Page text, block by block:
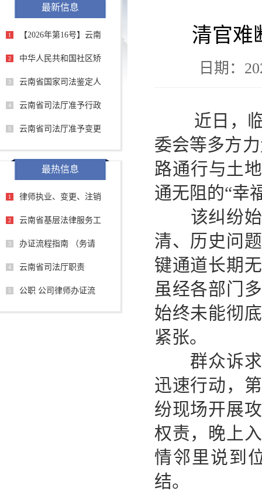
最新信息
1 【2026年第16号】云南
2 中华人民共和国社区矫
3 云南省国家司法鉴定人
4 云南省司法厅准予行政
5 云南省司法厅准予变更
最热信息
1 律师执业、变更、注销
2 云南省基层法律服务工
3 办证流程指南 （务请
4 云南省司法厅职责
5 公职 公司律师办证流
清官难
日期：
近日，临
委会等多方
路通行与土
通无阻的“幸
该纠纷始
清、历史问
键通道长期
虽经各部门
始终未能彻
紧张。
群众诉求
迅速行动，
纷现场开展
权责，晚上
情邻里说到
结。